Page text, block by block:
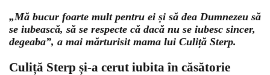
„Mă bucur foarte mult pentru ei și să dea Dumnezeu să
se iubească, să se respecte că dacă nu se iubesc sincer,
degeaba”, a mai mărturisit mama lui Culiță Sterp.
Culiță Sterp și-a cerut iubita în căsătorie